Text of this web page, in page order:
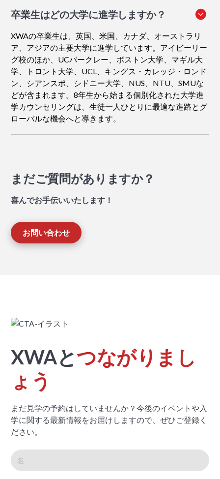
卒業生はどの大学に進学しますか？
XWAの卒業生は、英国、米国、カナダ、オーストラリ
ア、アジアの主要大学に進学しています。アイビーリー
グ校のほか、UCバークレー、ボストン大学、マギル大
学、トロント大学、UCL、キングス・カレッジ・ロンド
ン、シアンスポ、シドニー大学、NUS、NTU、SMUな
どが含まれます。8年生から始まる個別化された大学進
学カウンセリングは、生徒一人ひとりに最適な進路とグ
ローバルな機会へと導きます。
まだご質問がありますか？
喜んでお手伝いいたします！
お問い合わせ
XWAとつながりまし
ょう
まだ見学の予約はしていませんか？今後のイベントや入
学に関する最新情報をお届けしますので、ぜひご登録く
ださい。